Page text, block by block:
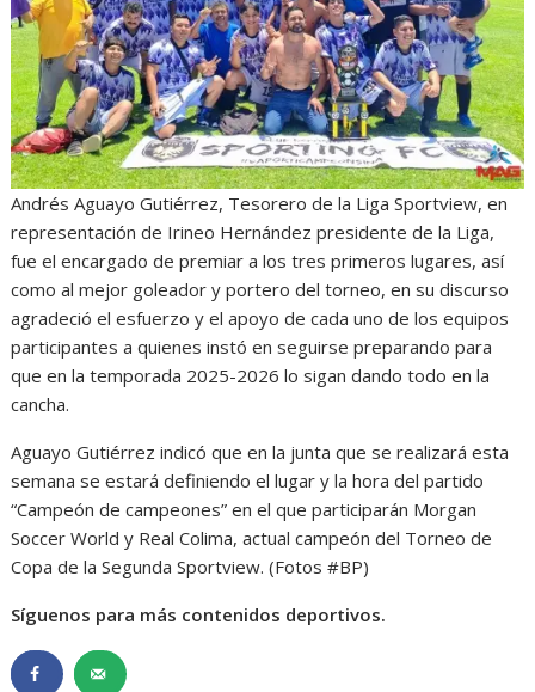
Andrés Aguayo Gutiérrez, Tesorero de la Liga Sportview, en
representación de Irineo Hernández presidente de la Liga,
fue el encargado de premiar a los tres primeros lugares, así
como al mejor goleador y portero del torneo, en su discurso
agradeció el esfuerzo y el apoyo de cada uno de los equipos
participantes a quienes instó en seguirse preparando para
que en la temporada 2025-2026 lo sigan dando todo en la
cancha.
Aguayo Gutiérrez indicó que en la junta que se realizará esta
semana se estará definiendo el lugar y la hora del partido
“Campeón de campeones” en el que participarán Morgan
Soccer World y Real Colima, actual campeón del Torneo de
Copa de la Segunda Sportview. (Fotos #BP)
Síguenos para más contenidos deportivos.